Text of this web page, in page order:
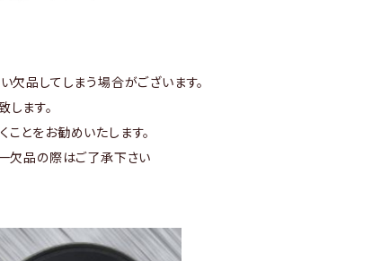
欠品してしまう場合がございます。
ます。
とをお勧めいたします。
欠品の際はご了承下さい